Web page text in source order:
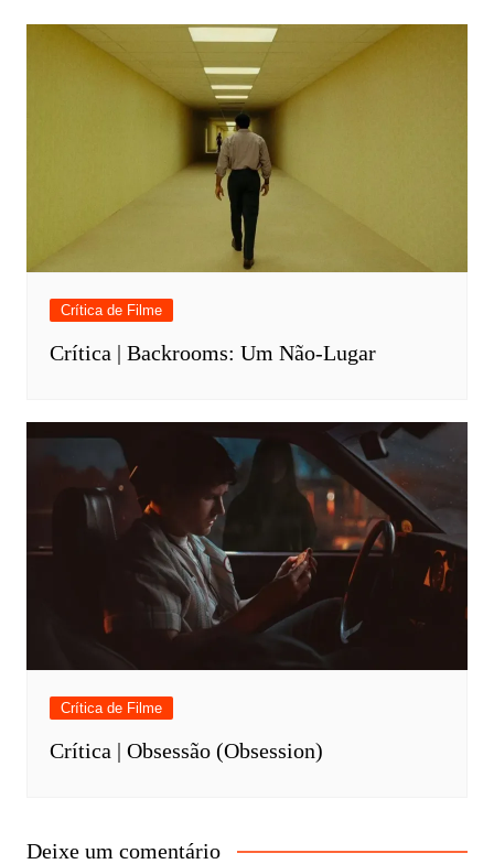
Crítica de Filme
Crítica | Backrooms: Um Não-Lugar
Crítica de Filme
Crítica | Obsessão (Obsession)
Deixe um comentário